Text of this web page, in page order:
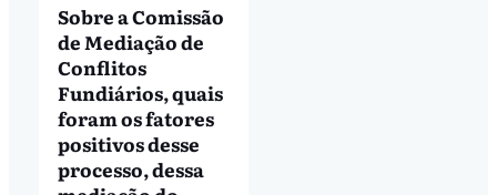
Sobre a Comissão
de Mediação de
Conflitos
Fundiários, quais
foram os fatores
positivos desse
processo, dessa